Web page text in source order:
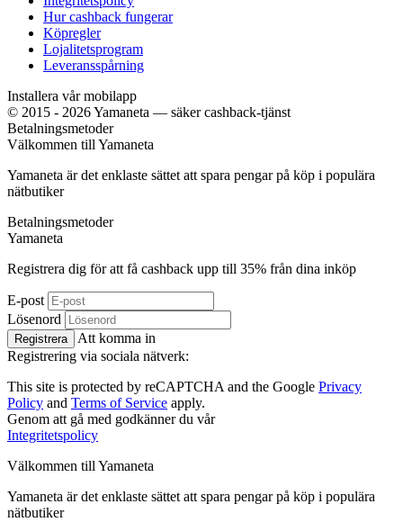
Hur cashback fungerar
Köpregler
Lojalitetsprogram
Leveransspårning
Installera vår mobilapp
© 2015 - 2026 Yamaneta — säker cashback-tjänst
Betalningsmetoder
Välkommen till Yamaneta
Yamaneta är det enklaste sättet att spara pengar på köp i populära
nätbutiker
Betalningsmetoder
Yamaneta
Registrera dig för att få cashback upp till 35% från dina inköp
E-post
Lösenord
Registrera
Att komma in
Registrering via sociala nätverk:
This site is protected by reCAPTCHA and the Google Privacy
Policy and Terms of Service apply.
Genom att gå med godkänner du vår
Integritetspolicy
Välkommen till Yamaneta
Yamaneta är det enklaste sättet att spara pengar på köp i populära
nätbutiker